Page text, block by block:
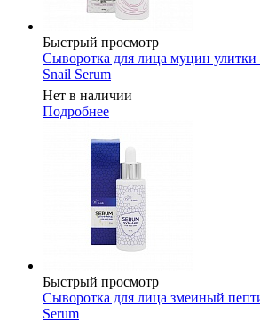
Быстрый просмотр
Сыворотка для лица муцин улитки
Snail Serum
Нет в наличии
Подробнее
Быстрый просмотр
Сыворотка для лица змеиный
Serum